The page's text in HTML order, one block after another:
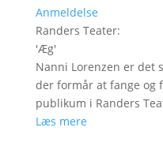
Anmeldelse
Randers Teater:
'Æg'
Nanni Lorenzen er det
der formår at fange og
publikum i Randers
Læs mere